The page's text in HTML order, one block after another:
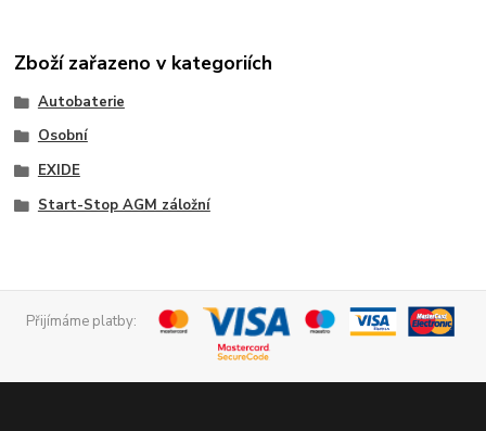
Zboží zařazeno v kategoriích
Autobaterie
Osobní
EXIDE
Start-Stop AGM záložní
Přijímáme platby: